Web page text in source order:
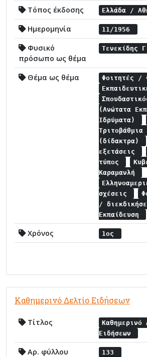
Τόπος έκδοσης Ελλάδα /
Ημερομηνία 11/1956
Φυσικό
πρόσωπο ως θέμα
Τενεκίδης
Θέμα ως θέμα
Φοιτητές /
(Ανώτατα
Ιδρύματα)
Τριτοβάθμια
(δίδακτρα)
εξετάσεις
τύπος
Καραμανλή
σχέσεις
/
Εκπαίδευση
Χρόνος 1ος
Καθημερινό Δελτίο Ειδήσεων
Τίτλος
Καθημερινό
Ειδήσεων
Αρ. φύλλου 133